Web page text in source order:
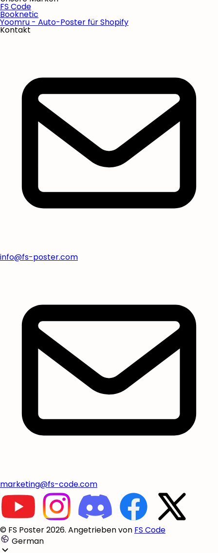
FS Code
Booknetic
Yoomru - Auto-Poster für Shopify
Kontakt
info@fs-poster.com
marketing@fs-code.com
© FS Poster 2026. Angetrieben von FS Code
German